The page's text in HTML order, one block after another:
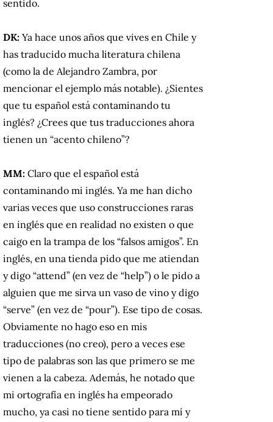
sentido.
DK: Ya hace unos años que vives en Chile y
has traducido mucha literatura chilena
(como la de Alejandro Zambra, por
mencionar el ejemplo más notable). ¿Sientes
que tu español está contaminando tu
inglés? ¿Crees que tus traducciones ahora
tienen un “acento chileno”?
MM: Claro que el español está
contaminando mi inglés. Ya me han dicho
varias veces que uso construcciones raras
en inglés que en realidad no existen o que
caigo en la trampa de los “falsos amigos”. En
inglés, en una tienda pido que me atiendan
y digo “attend” (en vez de “help”) o le pido a
alguien que me sirva un vaso de vino y digo
“serve” (en vez de “pour”). Ese tipo de cosas.
Obviamente no hago eso en mis
traducciones (no creo), pero a veces ese
tipo de palabras son las que primero se me
vienen a la cabeza. Además, he notado que
mi ortografía en inglés ha empeorado
mucho, ya casi no tiene sentido para mí y